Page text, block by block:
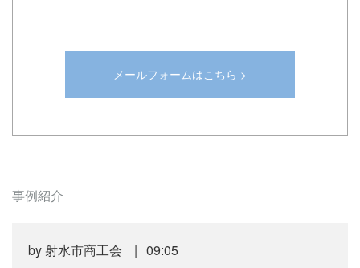
メールフォームはこちら >
事例紹介
by 射水市商工会 09:05